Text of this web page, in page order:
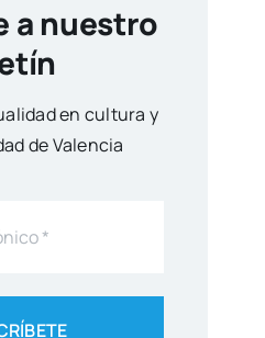
a nuestro
en cul­tu­ra y
de Valen­cia